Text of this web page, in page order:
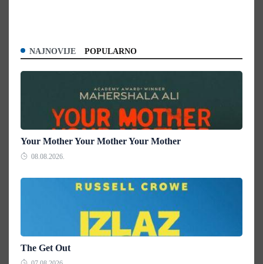
NAJNOVIJE POPULARNO
Your Mother Your Mother Your Mother
08.08.2026.
The Get Out